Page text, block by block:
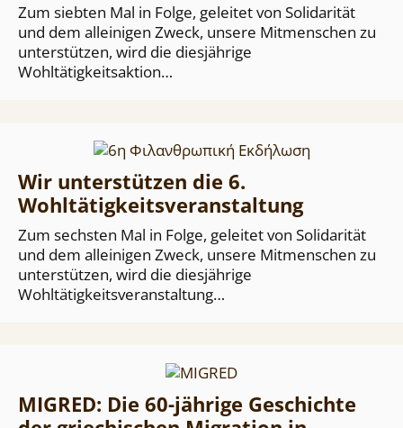
Zum siebten Mal in Folge, geleitet von Solidarität
und dem alleinigen Zweck, unsere Mitmenschen zu
unterstützen, wird die diesjährige
Wohltätigkeitsaktion…
Wir unterstützen die 6.
Wohltätigkeitsveranstaltung
Zum sechsten Mal in Folge, geleitet von Solidarität
und dem alleinigen Zweck, unsere Mitmenschen zu
unterstützen, wird die diesjährige
Wohltätigkeitsveranstaltung…
MIGRED: Die 60-jährige Geschichte